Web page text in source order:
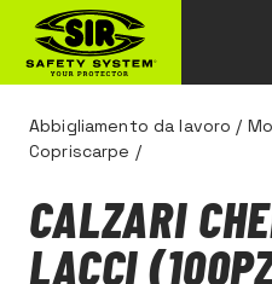
Abbigliamento da lavoro /
Copriscarpe /
CALZARI
LACCI